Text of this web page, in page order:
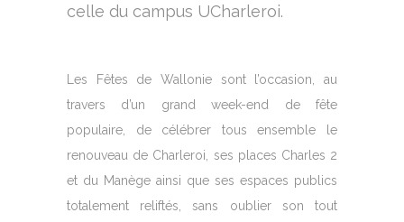
celle du campus UCharleroi.
Les Fêtes de Wallonie sont l’occasion, au
travers d’un grand week-end de fête
populaire, de célébrer tous ensemble le
renouveau de Charleroi, ses places Charles 2
et du Manège ainsi que ses espaces publics
totalement reliftés, sans oublier son tout